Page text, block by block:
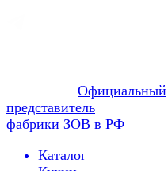
Официальный
представитель
фабрики ЗОВ в РФ
Каталог